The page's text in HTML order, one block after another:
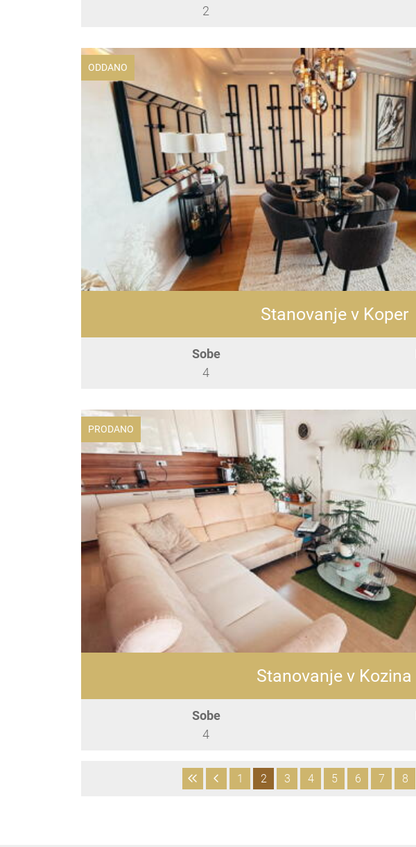
2
ODDANO
Stanovanje v Koper
Sobe
4
PRODANO
Stanovanje v Kozina
Sobe
4
1 2 3 4 5 6 7 8